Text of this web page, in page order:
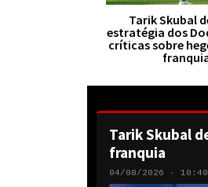
Tarik Skubal
estratégia dos
críticas sobre
Tarik Skubal
franquia
04/08/2026 · 10:40